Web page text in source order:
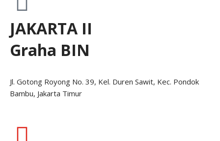
JAKARTA II
Graha BIN
Jl. Gotong Royong No. 39, Kel. Duren Sawit, Kec. Pondok
Bambu, Jakarta Timur